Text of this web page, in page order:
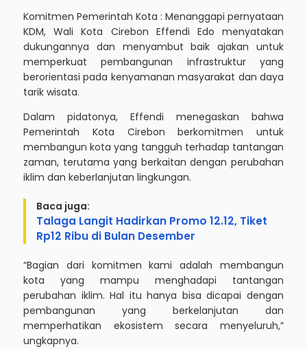
Komitmen Pemerintah Kota : Menanggapi pernyataan
KDM, Wali Kota Cirebon Effendi Edo menyatakan
dukungannya dan menyambut baik ajakan untuk
memperkuat pembangunan infrastruktur yang
berorientasi pada kenyamanan masyarakat dan daya
tarik wisata.
Dalam pidatonya, Effendi menegaskan bahwa
Pemerintah Kota Cirebon berkomitmen untuk
membangun kota yang tangguh terhadap tantangan
zaman, terutama yang berkaitan dengan perubahan
iklim dan keberlanjutan lingkungan.
Baca juga:
Talaga Langit Hadirkan Promo 12.12, Tiket
Rp12 Ribu di Bulan Desember
“Bagian dari komitmen kami adalah membangun
kota yang mampu menghadapi tantangan
perubahan iklim. Hal itu hanya bisa dicapai dengan
pembangunan yang berkelanjutan dan
memperhatikan ekosistem secara menyeluruh,”
ungkapnya.